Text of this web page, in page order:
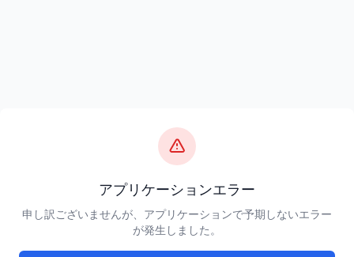
アプリケーションエラー
申し訳ございませんが、アプリケーションで予期しないエラー
が発生しました。